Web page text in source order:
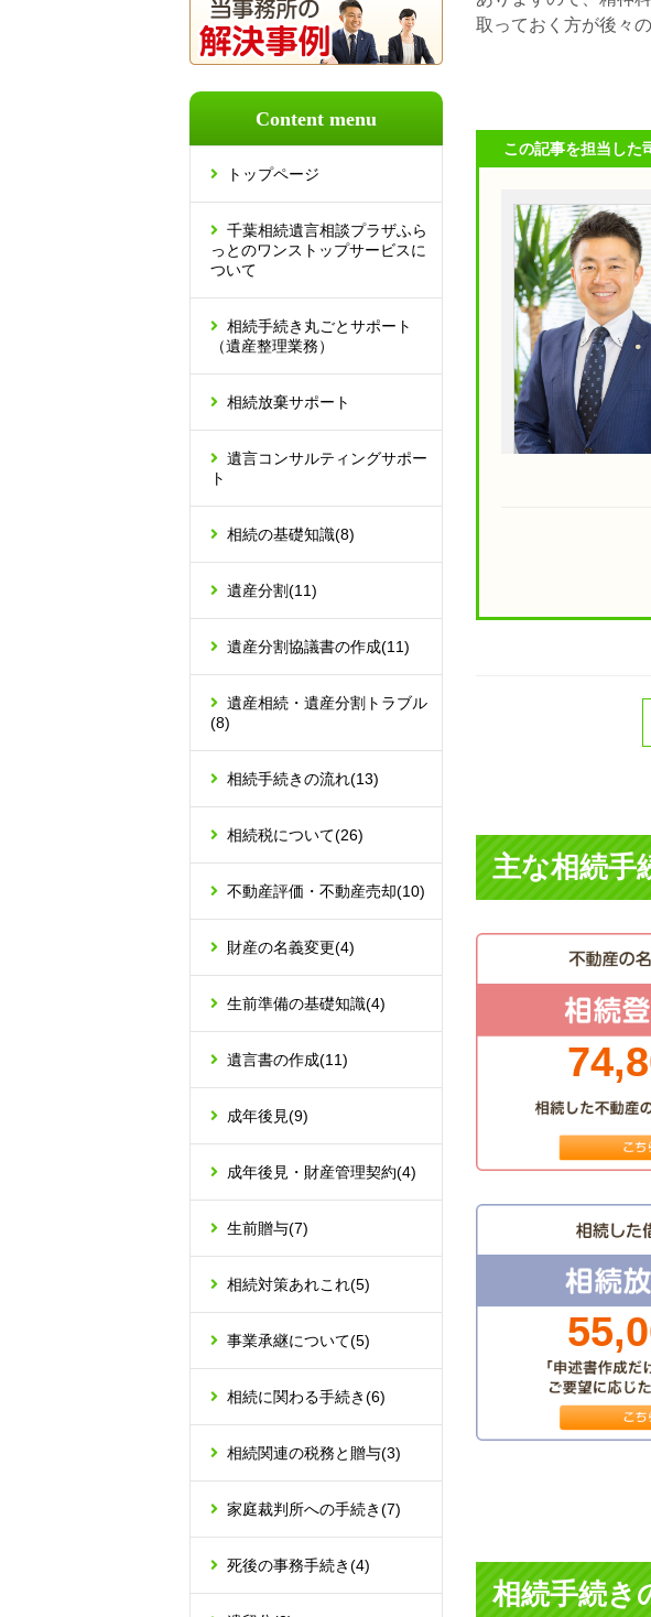
取っておく方が後々
この記事を担当した
主な相続手
相続手続き
Content menu
トップページ
千葉相続遺言相談プラザふら
っとのワンストップサービスに
ついて
相続手続き丸ごとサポート
（遺産整理業務）
相続放棄サポート
遺言コンサルティングサポー
ト
相続の基礎知識(8)
遺産分割(11)
遺産分割協議書の作成(11)
遺産相続・遺産分割トラブル
(8)
相続手続きの流れ(13)
相続税について(26)
不動産評価・不動産売却(10)
財産の名義変更(4)
生前準備の基礎知識(4)
遺言書の作成(11)
成年後見(9)
成年後見・財産管理契約(4)
生前贈与(7)
相続対策あれこれ(5)
事業承継について(5)
相続に関わる手続き(6)
相続関連の税務と贈与(3)
家庭裁判所への手続き(7)
死後の事務手続き(4)